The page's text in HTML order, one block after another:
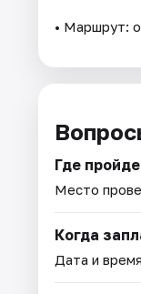
• Маршрут:
Где
Место
Когда
Дата и